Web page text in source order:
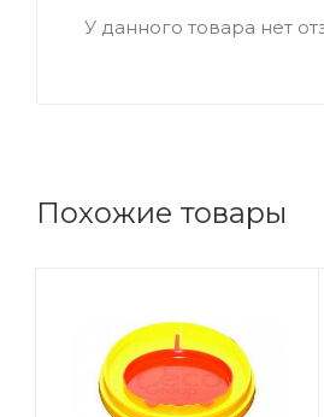
У данного товара нет
Похожие товары